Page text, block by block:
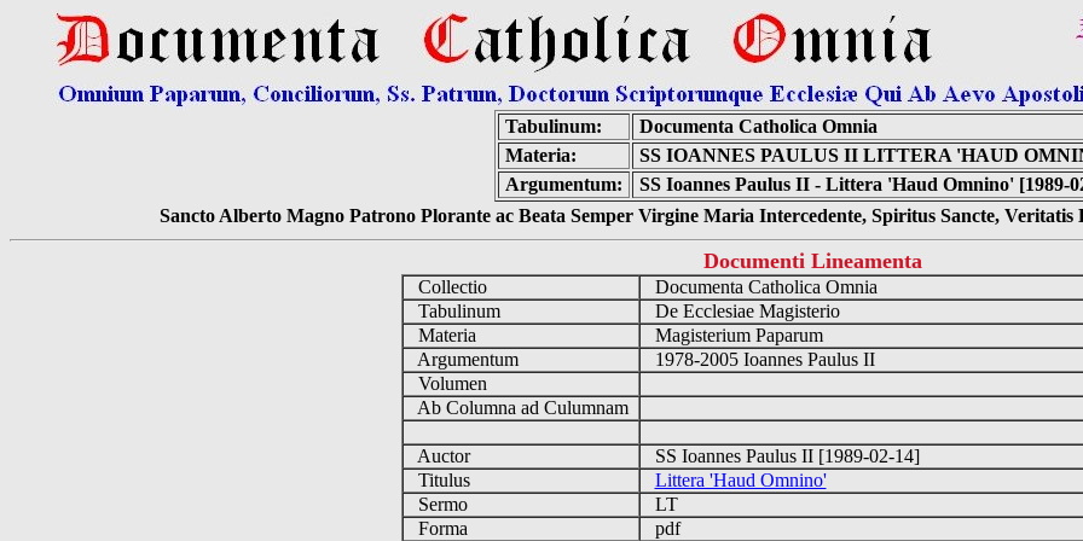
Tabulinum:
Documenta Catholica Omnia
Materia:
SS IOANNES PAULUS II LITTERA 'HAUD
Argumentum:
SS Ioannes Paulus II - Littera 'Haud Omnino' [1989-
Sancto Alberto Magno Patrono Plorante ac Beata Semper Virgine Maria Intercedente, Spiritus Sancte,
Documenti Lineamenta
Collectio
Documenta Catholica Omnia
Tabulinum
De Ecclesiae Magisterio
Materia
Magisterium Paparum
Argumentum
1978-2005 Ioannes Paulus II
Volumen
Ab Columna ad Culumnam
Auctor
SS Ioannes Paulus II [1989-02-14]
Titulus
Littera 'Haud Omnino'
Sermo
LT
Forma
pdf